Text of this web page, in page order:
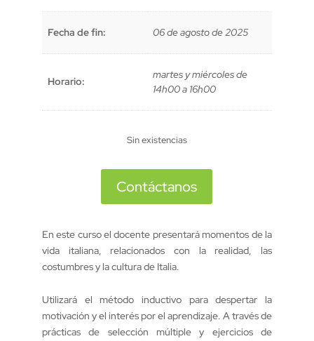
Fecha de fin: 06 de agosto de 2025
Horario:
martes y miércoles de
14h00 a 16h00
Sin existencias
Contáctanos
En este curso el docente presentará momentos de la
vida italiana, relacionados con la realidad, las
costumbres y la cultura de Italia.
Utilizará el método inductivo para despertar la
motivación y el interés por el aprendizaje. A través de
prácticas de selección múltiple y ejercicios de